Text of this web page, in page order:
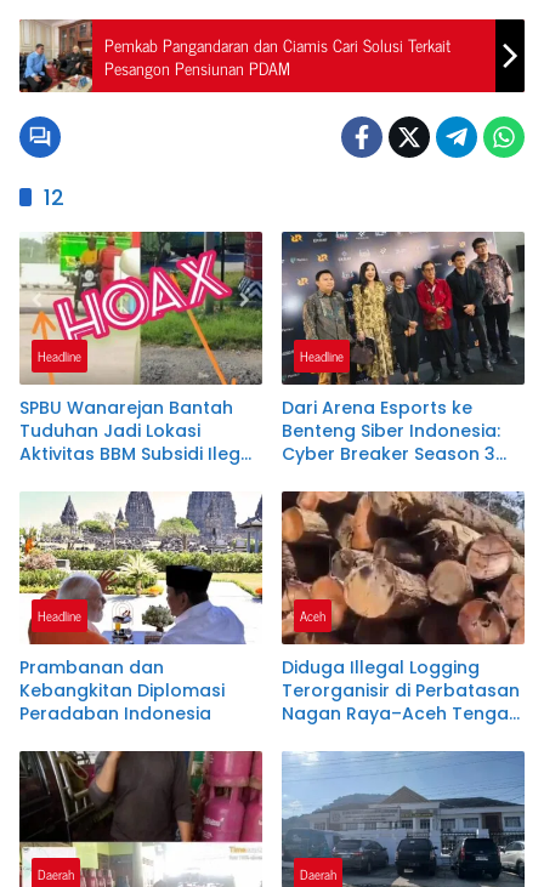
Pemkab Pangandaran dan Ciamis Cari Solusi Terkait
Pesangon Pensiunan PDAM
12
Headline
SPBU Wanarejan Bantah
Tuduhan Jadi Lokasi
Aktivitas BBM Subsidi Ilegal,
Sesuai Kode Etik Jurnalistik
dan Pertimbangkan Jalur
Hukum
Headline
Dari Arena Esports ke
Benteng Siber Indonesia:
Cyber Breaker Season 3
Etis Penjaga Negeri
Headline
Prambanan dan
Kebangkitan Diplomasi
Peradaban Indonesia
Aceh
Diduga Illegal Logging
Terorganisir di Perbatasan
Nagan Raya–Aceh Tengah,
Ketegasan APH dan
Daerah Daerah